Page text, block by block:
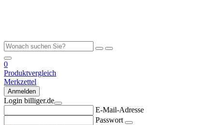
0
Produktvergleich
Merkzettel
Anmelden
Login billiger.de
E-Mail-Adresse
Passwort